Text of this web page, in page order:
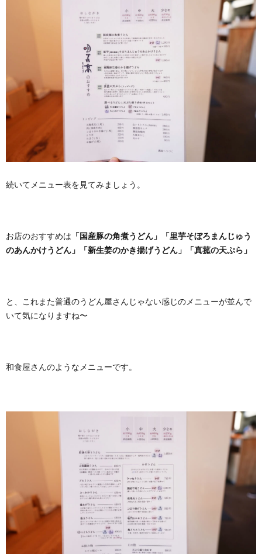
続いてメニュー表を見てみましょう。
お店のおすすめは 「国産豚の角煮うどん」「里芋そぼろまんじゅう
のあんかけうどん」「新生姜のかき揚げうどん」「真菰の天ぷら」
と、これまた普通のうどん屋さんじゃない感じのメニューが並んで
いて気になりますね〜
和食屋さんのようなメニューです。